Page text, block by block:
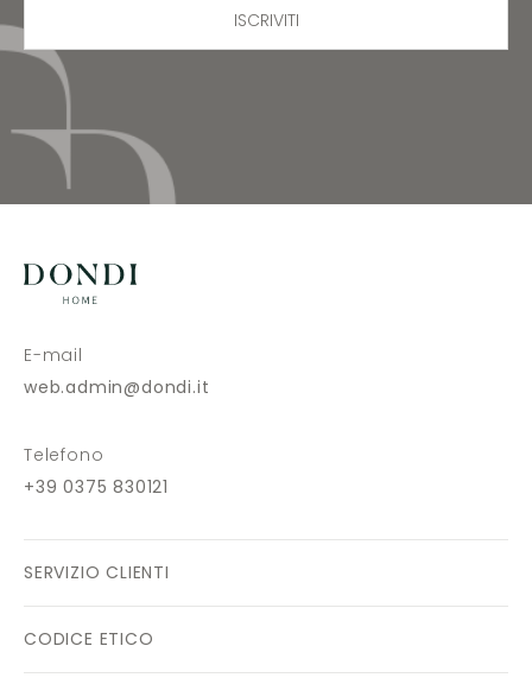
ISCRIVITI
E-mail
web.admin@dondi.it
Telefono
+39 0375 830121
SERVIZIO CLIENTI
CODICE ETICO